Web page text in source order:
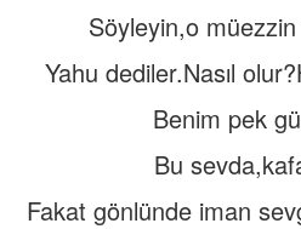
Söyleyin,o
Yahu dediler.Nasıl
Benim pek
Bu
Fakat gönlünde iman